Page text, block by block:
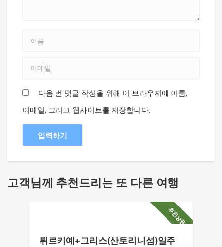
다음 번 댓글 작성을 위해 이 브라우저에 이름,
이메일, 그리고 웹사이트를 저장합니다.
고객님께 추천드리는 또 다른 여행
추천상품 !
튀르키예+그리스(산토리니섬)일주